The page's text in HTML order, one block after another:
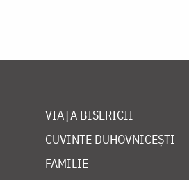
VIAȚA BISERICII
CUVINTE DUHOVNICEȘTI
FAMILIE